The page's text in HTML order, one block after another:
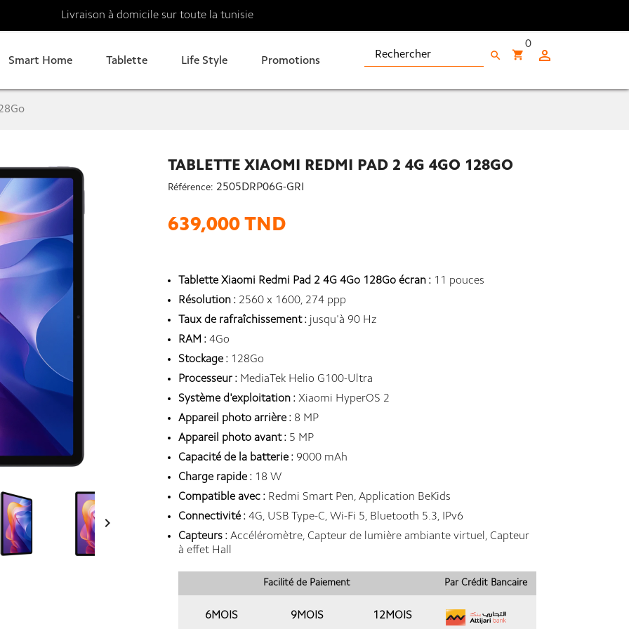
Livraison à domicile sur toute la tunisie
Smart Home Tablette Life Style Promotions 
shopping_cart
0
search

TABLETTE XIAOMI REDMI PAD 2 4G 4GO 128GO
Référence: 2505DRP06G-GRI
639,000 TND
Tablette Xiaomi Redmi Pad 2 4G 4Go 128Go écran : 11 pouces
Résolution : 2560 x 1600, 274 ppp
Taux de rafraîchissement : jusqu'à 90 Hz
RAM : 4Go
Stockage : 128Go
Processeur : MediaTek Helio G100-Ultra
Système d'exploitation : Xiaomi HyperOS 2
Appareil photo arrière : 8 MP
Appareil photo avant : 5 MP
Capacité de la batterie : 9000 mAh
Charge rapide : 18 W
Compatible avec : Redmi Smart Pen, Application BeKids
Connectivité : 4G, USB Type-C, Wi-Fi 5, Bluetooth 5.3, IPv6
Capteurs : Accéléromètre, Capteur de lumière ambiante virtuel, Capteur
à effet Hall
Facilité de Paiement Par Crédit Bancaire
6MOIS 9MOIS 12MOIS